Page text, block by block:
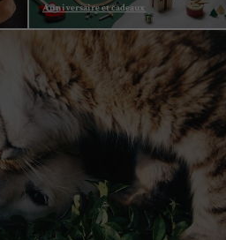
Anniversaire et cadeaux